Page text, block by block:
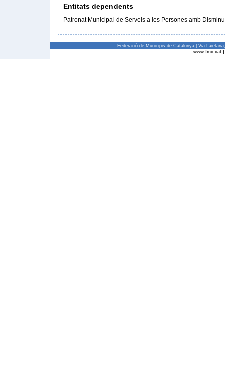
Entitats dependents
Patronat Municipal de Serveis a les Persones amb
Federació de Municipis de Catalunya | Via
www.fmc.cat